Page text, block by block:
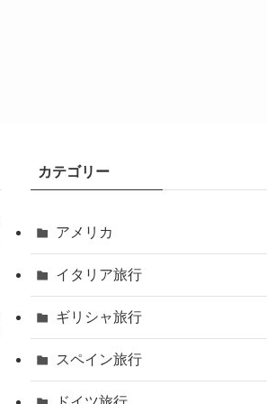
カテゴリー
アメリカ
イタリア旅行
ギリシャ旅行
スペイン旅行